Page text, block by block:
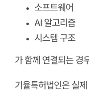
소프트웨어
AI 알고리즘
시스템 구조
가 함께 연결되는 경
기율특허법인은 실